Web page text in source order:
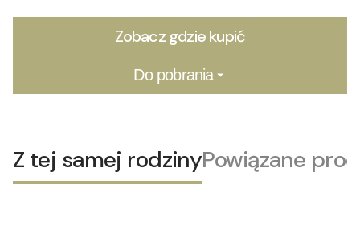
Zobacz gdzie kupić
Do pobrania
Z tej samej rodzinyPowiązane